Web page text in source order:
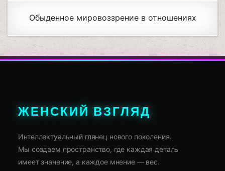
Обыденное мировоззрение в отношениях
ЖЕНСКИЙ ВЗГЛЯД
Интеллектуальный глянец нового поколения.
Мы создаем пространство, где каждая деталь
имеет значение, а каждое мнение — вес.